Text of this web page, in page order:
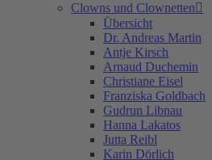
Clowns und Clownetten
Übersicht
Dr. Andreas Martin
Antje Kirsch
Arnaud Duchemin
Christiane Eisel
Franziska Goldbach
Gudrun Libnau
Hanna Lakatos
Jutta Reibl
Karin Dörlich